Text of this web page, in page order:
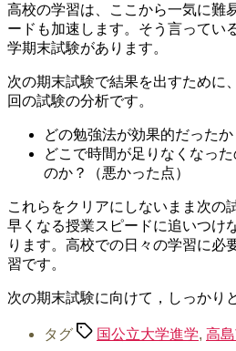
高校の学習は、ここから一気に難
ードも加速します。そう言ってい
学期末試験があります。
次の期末試験で結果を出すために
回の試験の分析です。
どの勉強法が効果的だったか
どこで時間が足りなくなっ
のか？（悪かった点）
これらをクリアにしないまま次の
早くなる授業スピードに追いつけ
ります。高校での日々の学習に必
習です。
次の期末試験に向けて，しっかり
タグ 国公立大学進学, 高